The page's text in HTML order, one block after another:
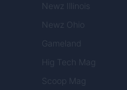
Newz Illinois
Newz Ohio
Gameland
Hig Tech Mag
Scoop Mag